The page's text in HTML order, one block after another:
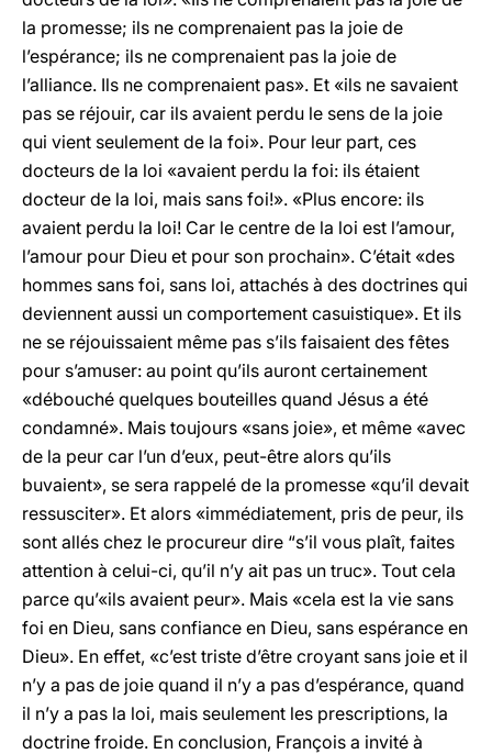
la promesse; ils ne comprenaient pas la joie de
l’espérance; ils ne comprenaient pas la joie de
l’alliance. Ils ne comprenaient pas». Et «ils ne savaient
pas se réjouir, car ils avaient perdu le sens de la joie
qui vient seulement de la foi». Pour leur part, ces
docteurs de la loi «avaient perdu la foi: ils étaient
docteur de la loi, mais sans foi!». «Plus encore: ils
avaient perdu la loi! Car le centre de la loi est l’amour,
l’amour pour Dieu et pour son prochain». C’était «des
hommes sans foi, sans loi, attachés à des doctrines qui
deviennent aussi un comportement casuistique». Et ils
ne se réjouissaient même pas s’ils faisaient des fêtes
pour s’amuser: au point qu’ils auront certainement
«débouché quelques bouteilles quand Jésus a été
condamné». Mais toujours «sans joie», et même «avec
de la peur car l’un d’eux, peut-être alors qu’ils
buvaient», se sera rappelé de la promesse «qu’il devait
ressusciter». Et alors «immédiatement, pris de peur, ils
sont allés chez le procureur dire “s’il vous plaît, faites
attention à celui-ci, qu’il n’y ait pas un truc». Tout cela
parce qu’«ils avaient peur». Mais «cela est la vie sans
foi en Dieu, sans confiance en Dieu, sans espérance en
Dieu». En effet, «c’est triste d’être croyant sans joie et il
n’y a pas de joie quand il n’y a pas d’espérance, quand
il n’y a pas la loi, mais seulement les prescriptions, la
doctrine froide. En conclusion, François a invité à